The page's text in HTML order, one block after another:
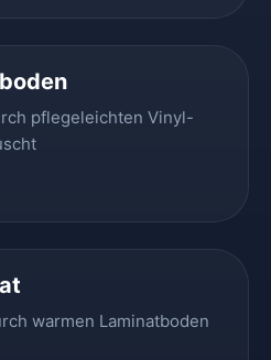
pflegeleichten Vinyl-
warmen Laminatboden